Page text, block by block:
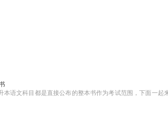
语文科目都是直接公布的整本书作为考试范围，下面一起